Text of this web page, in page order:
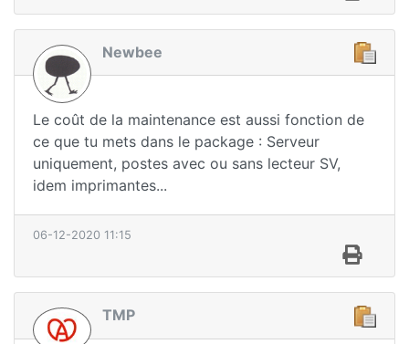
Newbee
Le coût de la maintenance est aussi fonction de
ce que tu mets dans le package : Serveur
uniquement, postes avec ou sans lecteur SV,
idem imprimantes...
06-12-2020 11:15
TMP